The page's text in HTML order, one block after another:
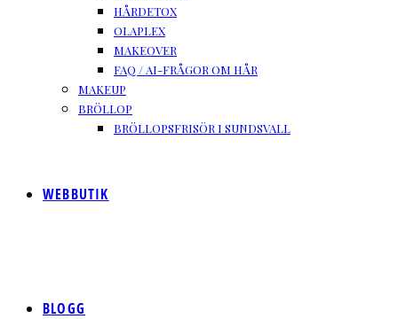
HÅRDETOX
OLAPLEX
MAKEOVER
FAQ / AI-FRÅGOR OM HÅR
MAKEUP
BRÖLLOP
BRÖLLOPSFRISÖR I SUNDSVALL
WEBBUTIK
BLOGG